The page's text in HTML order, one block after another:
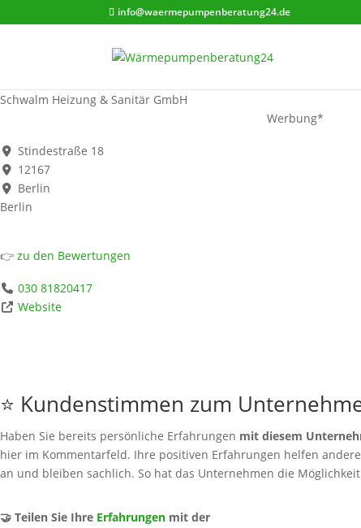
info@waermepumpenberatung24.de
Schwalm Heizung & Sanitär GmbH
Werbung*
Stindestraße 18
12167
Berlin
Berlin
👉 zu den Bewertungen
030 81820417
Website
⭐ Kundenstimmen zum
Haben Sie bereits persönliche Erfahrungen mit diesem
hier im Kommentarfeld. Ihre positiven Erfahrungen helfen
an und bleiben sachlich. So hat das Unternehmen die
🤝 Teilen Sie Ihre Erfahrungen mit der